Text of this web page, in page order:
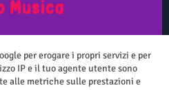
Non può pertanto considerarsi
della legge n.62 del 7.03.2001
per erogare i propri servizi e per
IP e il tuo agente utente sono
alle metriche sulle prestazioni e